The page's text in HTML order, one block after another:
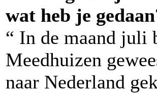
wat heb je
“ In de maand juli
Meedhuizen
naar Nederland